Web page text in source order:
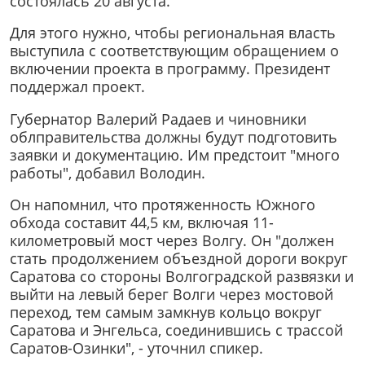
Для этого нужно, чтобы региональная власть
выступила с соответствующим обращением о
включении проекта в программу. Президент
поддержал проект.
Губернатор Валерий Радаев и чиновники
облправительства должны будут подготовить
заявки и документацию. Им предстоит "много
работы", добавил Володин.
Он напомнил, что протяженность Южного
обхода составит 44,5 км, включая 11-
километровый мост через Волгу. Он "должен
стать продолжением объездной дороги вокруг
Саратова со стороны Волгоградской развязки и
выйти на левый берег Волги через мостовой
переход, тем самым замкнув кольцо вокруг
Саратова и Энгельса, соединившись с трассой
Саратов-Озинки", - уточнил спикер.